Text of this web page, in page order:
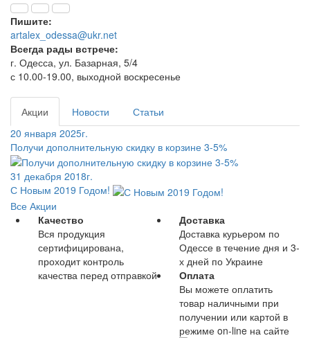
Пишите:
artalex_odessa@ukr.net
Всегда рады встрече:
г. Одесса, ул. Базарная, 5/4
с 10.00-19.00, выходной воскресенье
Акции Новости
Статьи
20 января 2025г.
Получи дополнительную скидку в корзине 3-5%
31 декабря 2018г.
С Новым 2019 Годом!
Все Акции
Качество
Вся продукция
сертифицирована,
проходит контроль
качества перед отправкой
Доставка
Доставка курьером по
Одессе в течение дня и 3-
х дней по Украине
Оплата
Вы можете оплатить
товар наличными при
получении или картой в
режиме on-line на сайте